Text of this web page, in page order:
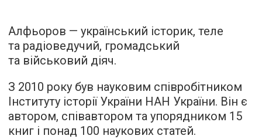
Алфьоров — український історик, теле
та радіоведучий, громадський
та військовий діяч.
З 2010 року був науковим співробітником
Інституту історії України НАН України. Він є
автором, співавтором та упорядником 15
книг і понад 100 наукових статей.